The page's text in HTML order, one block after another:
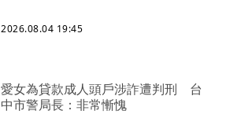
2026.08.04 19:45
愛女為貸款成人頭戶涉詐遭判刑 台
中市警局長：非常慚愧